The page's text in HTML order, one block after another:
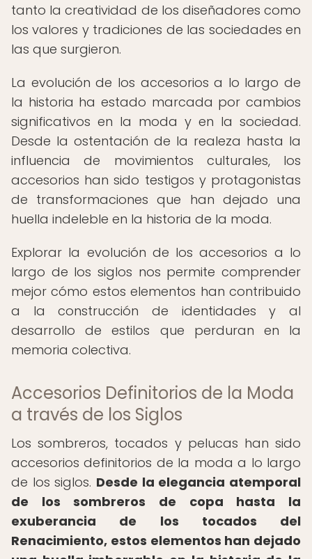
tanto la creatividad de los diseñadores como
los valores y tradiciones de las sociedades en
las que surgieron.
La evolución de los accesorios a lo largo de
la historia ha estado marcada por cambios
significativos en la moda y en la sociedad.
Desde la ostentación de la realeza hasta la
influencia de movimientos culturales, los
accesorios han sido testigos y protagonistas
de transformaciones que han dejado una
huella indeleble en la historia de la moda.
Explorar la evolución de los accesorios a lo
largo de los siglos nos permite comprender
mejor cómo estos elementos han contribuido
a la construcción de identidades y al
desarrollo de estilos que perduran en la
memoria colectiva.
Accesorios Definitorios de la Moda
a través de los Siglos
Los sombreros, tocados y pelucas han sido
accesorios definitorios de la moda a lo largo
de los siglos. Desde la elegancia atemporal
de los sombreros de copa hasta la
exuberancia de los tocados del
Renacimiento, estos elementos han dejado